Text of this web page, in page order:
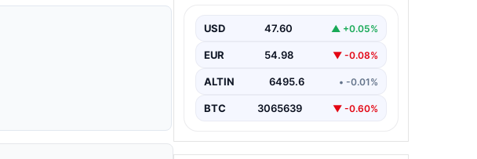
USD 47.60 ▲ +0.05%
EUR 54.98 ▼ -0.08%
ALTIN 6495.6 • -0.01%
BTC 3065639 ▼ -0.60%